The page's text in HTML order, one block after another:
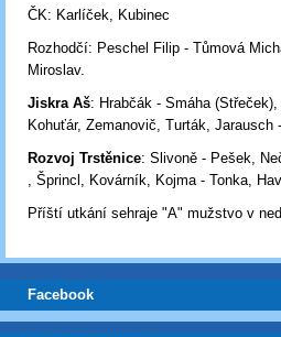
ČK: Karlíček, Kubinec
Rozhodčí: Peschel Filip - Tůmová
Miroslav.
Jiskra Aš: Hrabčák - Smáha
Kohuťár, Zemanovič, Turták,
Rozvoj Trstěnice: Slivoně - Pešek,
, Šprincl, Kovárník, Kojma - Tonka,
Příští utkání sehraje "A" mužstvo v
Facebook